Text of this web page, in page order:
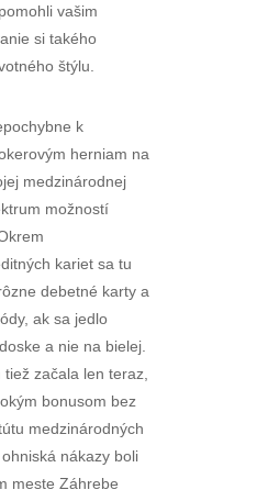
vašim
si takého
štýlu.
k
herniam na
medzinárodnej
možností
kariet sa tu
debetné karty a
ak sa jedlo
a nie na bielej.
začala len teraz,
bonusom bez
medzinárodných
nákazy boli
meste Záhrebe